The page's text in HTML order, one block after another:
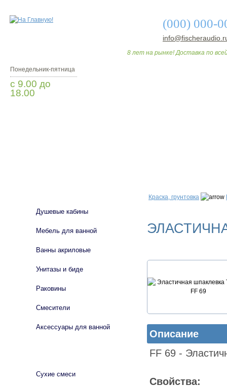
(000) 000-
8 лет на рынке! Доставка по
Понедельник-пятница
с 9.00 до
18.00
Краска, грунтовка
Описание
FF 69 -
Свойства:
Душевые кабины
Мебель для ванной
Ванны акриловые
Унитазы и биде
Раковины
Смесители
Аксессуары для ванной
Сухие смеси